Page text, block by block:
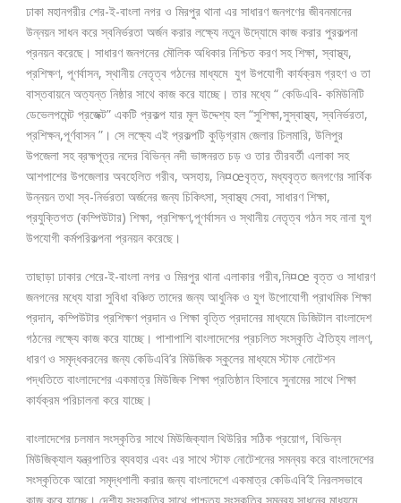
ঢাকা মহানগরীর শের-ই-বাংলা নগর ও মিরপুর থানা এর সাধারণ জনগণের জীবনমানের
উন্নয়ন সাধন করে স্বনির্ভরতা অর্জন করার লক্ষ্যে নতুন উদ্যোমে কাজ করার পুরকল্পনা
প্রনয়ন করেছে। সাধারণ জনগনের মৌলিক অধিকার নিশ্চিত করণ সহ শিক্ষা, স্বাস্থ্য,
প্রশিক্ষণ, পূণর্বাসন, স্থানীয় নেতৃত্ব গঠনের মাধ্যমে যুগ উপযোগী কার্যক্রম গ্রহণ ও তা
বাস্তবায়নে অত্যন্ত নিষ্ঠার সাথে কাজ করে যাচ্ছে। তার মধ্যে “ কেডিএবি- কমিউনিটি
ডেভেলপমেন্ট প্রজেক্ট” একটি প্রকল্প যার মূল উদ্দেশ্য হল “সুশিক্ষা,সুস্বাস্থ্য, স্বনির্ভরতা,
প্রশিক্ষন,পূর্ণবাসন ”। সে লক্ষ্যে এই প্রকল্পটি কুড়িগ্রাম জেলার চিলমারি, উলিপুর
উপজেলা সহ ব্রহ্মপূত্র নদের বিভিন্ন নদী ভাঙ্গনরত চড় ও তার তীরবর্তী এলাকা সহ
আশপাশের উপজেলার অবহেলিত গরীব, অসহায়, নি¤œবৃত্ত, মধ্যবৃত্ত জনগণের সার্বিক
উন্নয়ন তথা স্ব-নির্ভরতা অর্জনের জন্য চিকিৎসা, স্বাস্থ্য সেবা, সাধারণ শিক্ষা,
প্রযুক্তিগত (কম্পিউটার) শিক্ষা, প্রশিক্ষণ,পূণর্বাসন ও স্থানীয় নেতৃত্ব গঠন সহ নানা যুগ
উপযোগী কর্মপরিকল্পনা প্রনয়ন করেছে।
তাছাড়া ঢাকার শেরে-ই-বাংলা নগর ও মিরপুর থানা এলাকার গরীব,নি¤œ বৃত্ত ও সাধারণ
জনগনের মধ্যে যারা সুবিধা বঞ্চিত তাদের জন্য আধুনিক ও যুগ উপোযোগী প্রাথমিক শিক্ষা
প্রদান, কম্পিউটার প্রশিক্ষণ প্রদান ও শিক্ষা বৃত্তি প্রদানের মাধ্যমে ডিজিটাল বাংলাদেশ
গঠনের লক্ষ্যে কাজ করে যাচ্ছে। পাশাপাশি বাংলাদেশের প্রচলিত সংস্কৃতি ঐতিহ্য লালণ,
ধারণ ও সমৃদ্ধকরনের জন্য কেডিএবি’র মিউজিক স্কুলের মাধ্যমে স্টাফ নোটেশন
পদ্ধতিতে বাংলাদেশের একমাত্র মিউজিক শিক্ষা প্রতিষ্ঠান হিসাবে সুনামের সাথে শিক্ষা
কার্যক্রম পরিচালনা করে যাচ্ছে।
বাংলাদেশের চলমান সংস্কৃতির সাথে মিউজিক্যাল থিউরির সঠিক প্রয়োগ, বিভিন্ন
মিউজিক্যাল যন্ত্রপাতির ব্যবহার এবং এর সাথে স্টাফ নোটেশনের সমন্বয় করে বাংলাদেশের
সংস্কৃতিকে আরো সমৃদ্ধশালী করার জন্য বাংলাদেশে একমাত্র কেডিএবি’ই নিরলসভাবে
কাজ করে যাচ্ছে। দেশীয় সংস্কৃতির সাথে পাশ্চত্য সংস্কৃতির সমন্বয় সাধনের মাধ্যমে